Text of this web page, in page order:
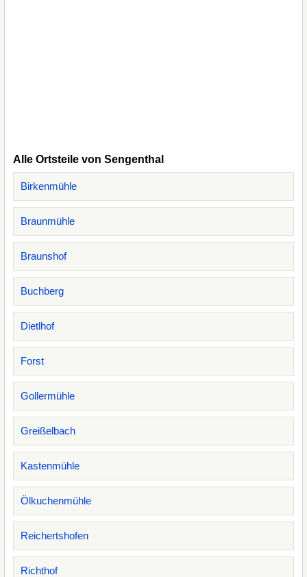
Alle Ortsteile von Sengenthal
Birkenmühle
Braunmühle
Braunshof
Buchberg
Dietlhof
Forst
Gollermühle
Greißelbach
Kastenmühle
Ölkuchenmühle
Reichertshofen
Richthof